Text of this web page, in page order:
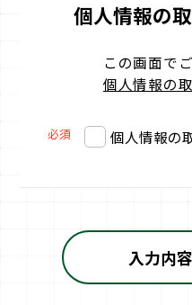
個人情報の
この画面で
個人情報の
必須 個人情報の
入力内